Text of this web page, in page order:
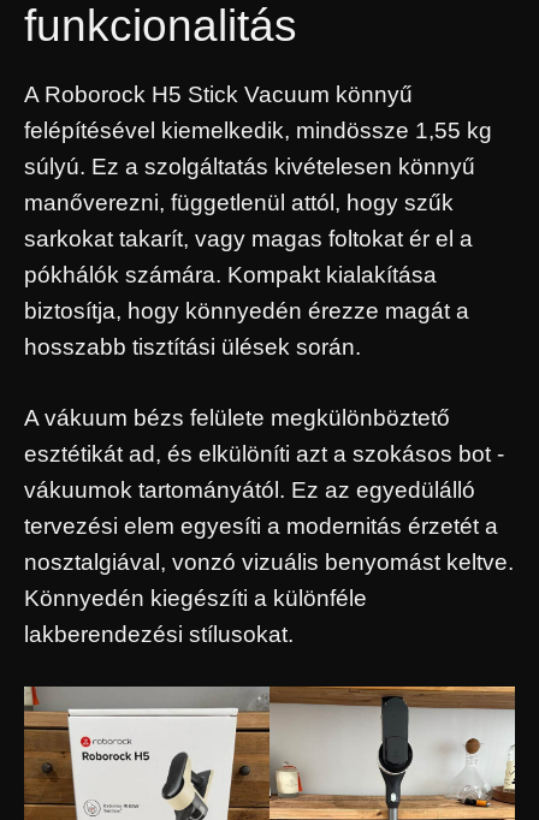
funkcionalitás
A Roborock H5 Stick Vacuum könnyű
felépítésével kiemelkedik, mindössze 1,55 kg
súlyú. Ez a szolgáltatás kivételesen könnyű
manőverezni, függetlenül attól, hogy szűk
sarkokat takarít, vagy magas foltokat ér el a
pókhálók számára. Kompakt kialakítása
biztosítja, hogy könnyedén érezze magát a
hosszabb tisztítási ülések során.
A vákuum bézs felülete megkülönböztető
esztétikát ad, és elkülöníti azt a szokásos bot -
vákuumok tartományától. Ez az egyedülálló
tervezési elem egyesíti a modernitás érzetét a
nosztalgiával, vonzó vizuális benyomást keltve.
Könnyedén kiegészíti a különféle
lakberendezési stílusokat.